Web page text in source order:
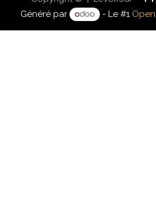
Généré par - Le #1